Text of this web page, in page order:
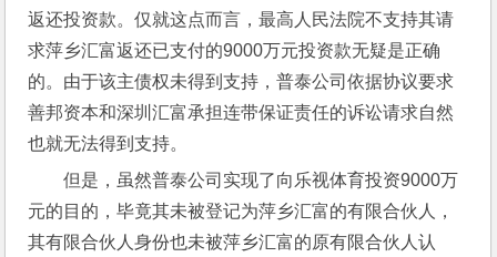
返还投资款。仅就这点而言，最高人民法院不支持其请
求萍乡汇富返还已支付的9000万元投资款无疑是正确
的。由于该主债权未得到支持，普泰公司依据协议要求
善邦资本和深圳汇富承担连带保证责任的诉讼请求自然
也就无法得到支持。
但是，虽然普泰公司实现了向乐视体育投资9000万
元的目的，毕竟其未被登记为萍乡汇富的有限合伙人，
其有限合伙人身份也未被萍乡汇富的原有限合伙人认